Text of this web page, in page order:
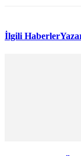
İlgili Haberler